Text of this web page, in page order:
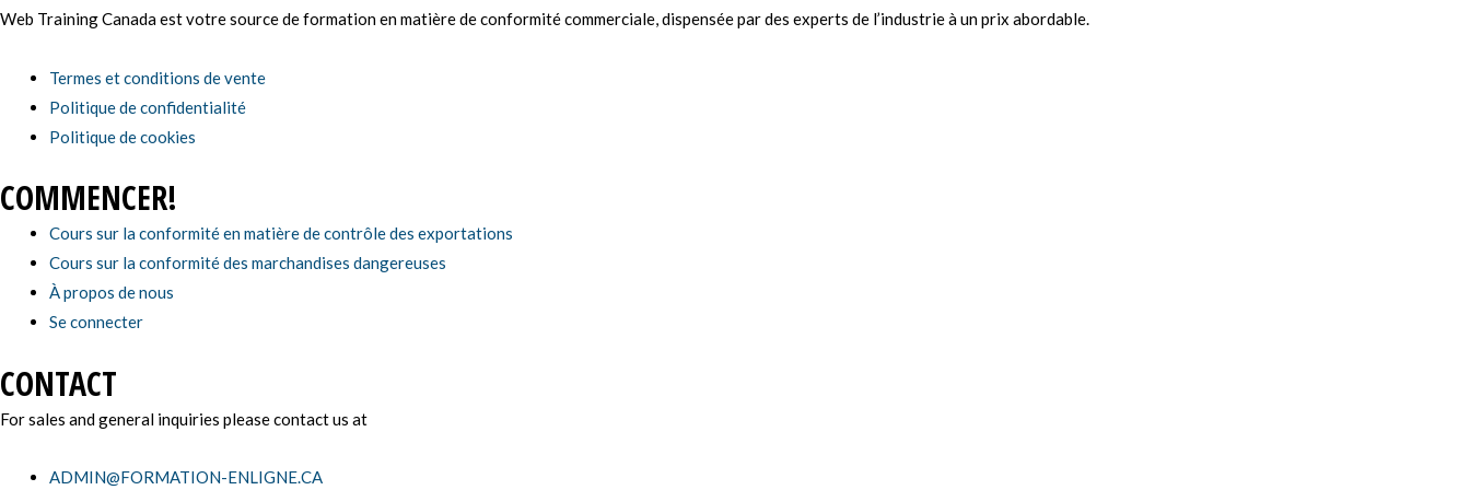
Web Training Canada est votre source de formation en matière de conformité commerciale, dispensée par des experts de l’industrie à un prix abordable.
Termes et conditions de vente
Politique de confidentialité
Politique de cookies
COMMENCER!
Cours sur la conformité en matière de contrôle des exportations
Cours sur la conformité des marchandises dangereuses
À propos de nous
Se connecter
CONTACT
For sales and general inquiries please contact us at
ADMIN@FORMATION-ENLIGNE.CA